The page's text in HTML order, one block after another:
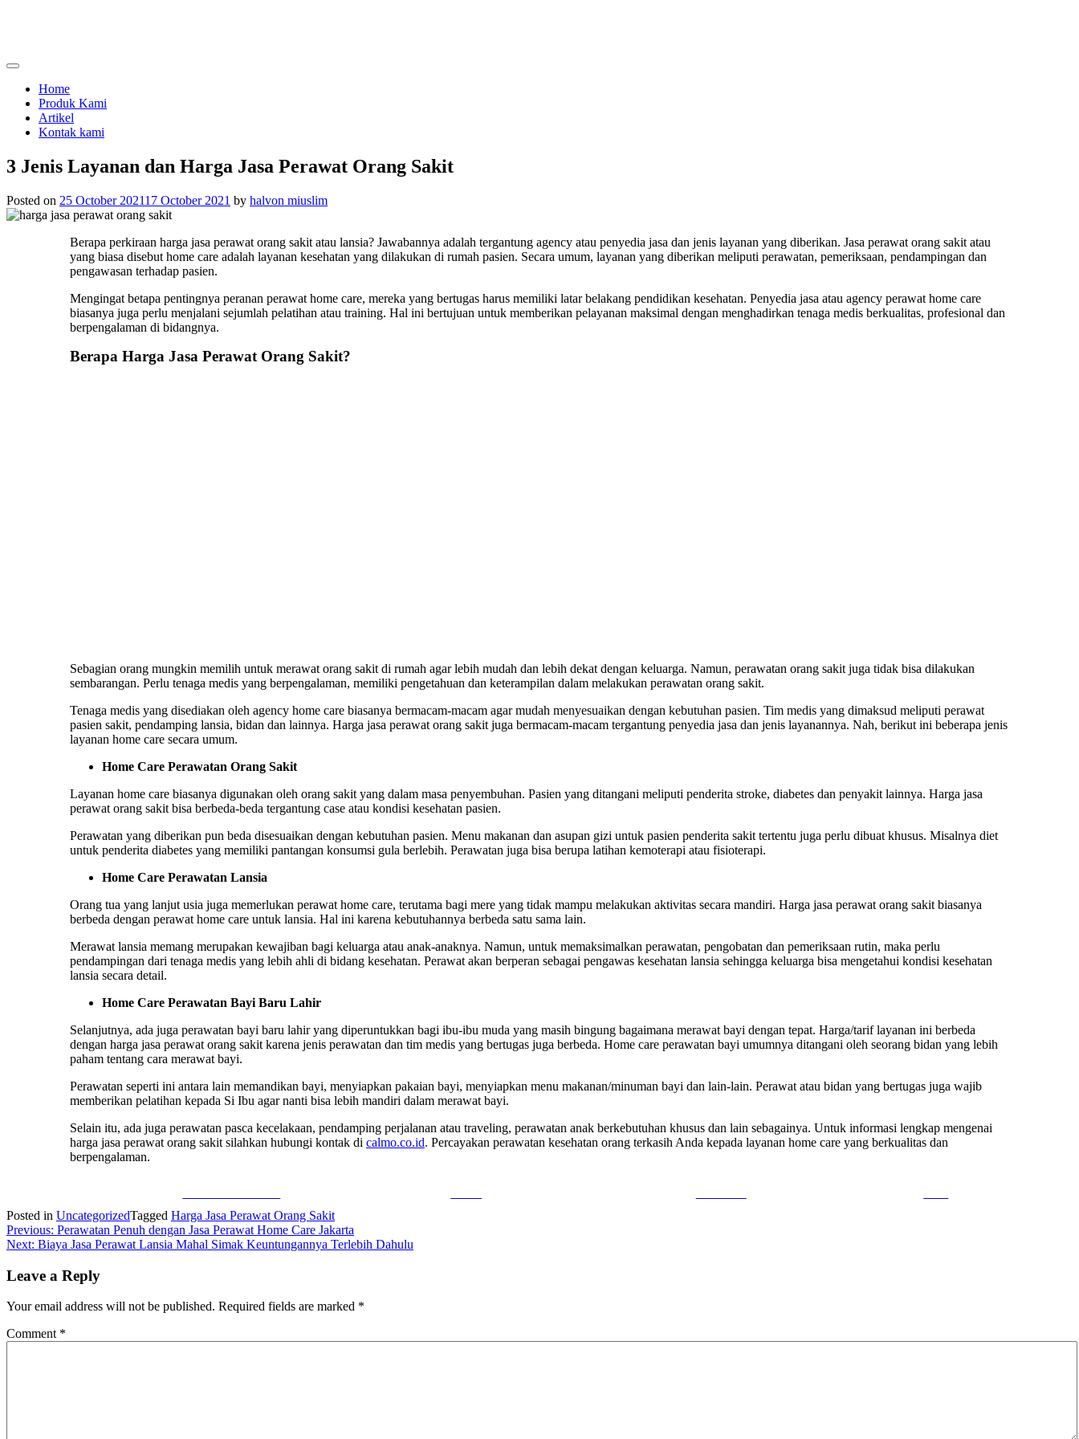
Home
Produk Kami
Artikel
Kontak kami
3 Jenis Layanan dan Harga Jasa Perawat Orang Sakit
Posted on 25 October 202117 October 2021 by halvon miuslim
Berapa perkiraan harga jasa perawat orang sakit atau lansia? Jawabannya adalah tergantung agency atau penyedia jasa dan jenis layanan yang diberikan. Jasa perawat orang sakit atau
yang biasa disebut home care adalah layanan kesehatan yang dilakukan di rumah pasien. Secara umum, layanan yang diberikan meliputi perawatan, pemeriksaan, pendampingan dan
pengawasan terhadap pasien.
Mengingat betapa pentingnya peranan perawat home care, mereka yang bertugas harus memiliki latar belakang pendidikan kesehatan. Penyedia jasa atau agency perawat home care
biasanya juga perlu menjalani sejumlah pelatihan atau training. Hal ini bertujuan untuk memberikan pelayanan maksimal dengan menghadirkan tenaga medis berkualitas, profesional dan
berpengalaman di bidangnya.
Berapa Harga Jasa Perawat Orang Sakit?
Sebagian orang mungkin memilih untuk merawat orang sakit di rumah agar lebih mudah dan lebih dekat dengan keluarga. Namun, perawatan orang sakit juga tidak bisa dilakukan
sembarangan. Perlu tenaga medis yang berpengalaman, memiliki pengetahuan dan keterampilan dalam melakukan perawatan orang sakit.
Tenaga medis yang disediakan oleh agency home care biasanya bermacam-macam agar mudah menyesuaikan dengan kebutuhan pasien. Tim medis yang dimaksud meliputi perawat
pasien sakit, pendamping lansia, bidan dan lainnya. Harga jasa perawat orang sakit juga bermacam-macam tergantung penyedia jasa dan jenis layanannya. Nah, berikut ini beberapa jenis
layanan home care secara umum.
Home Care Perawatan Orang Sakit
Layanan home care biasanya digunakan oleh orang sakit yang dalam masa penyembuhan. Pasien yang ditangani meliputi penderita stroke, diabetes dan penyakit lainnya. Harga jasa
perawat orang sakit bisa berbeda-beda tergantung case atau kondisi kesehatan pasien.
Perawatan yang diberikan pun beda disesuaikan dengan kebutuhan pasien. Menu makanan dan asupan gizi untuk pasien penderita sakit tertentu juga perlu dibuat khusus. Misalnya diet
untuk penderita diabetes yang memiliki pantangan konsumsi gula berlebih. Perawatan juga bisa berupa latihan kemoterapi atau fisioterapi.
Home Care Perawatan Lansia
Orang tua yang lanjut usia juga memerlukan perawat home care, terutama bagi mere yang tidak mampu melakukan aktivitas secara mandiri. Harga jasa perawat orang sakit biasanya
berbeda dengan perawat home care untuk lansia. Hal ini karena kebutuhannya berbeda satu sama lain.
Merawat lansia memang merupakan kewajiban bagi keluarga atau anak-anaknya. Namun, untuk memaksimalkan perawatan, pengobatan dan pemeriksaan rutin, maka perlu
pendampingan dari tenaga medis yang lebih ahli di bidang kesehatan. Perawat akan berperan sebagai pengawas kesehatan lansia sehingga keluarga bisa mengetahui kondisi kesehatan
lansia secara detail.
Home Care Perawatan Bayi Baru Lahir
Selanjutnya, ada juga perawatan bayi baru lahir yang diperuntukkan bagi ibu-ibu muda yang masih bingung bagaimana merawat bayi dengan tepat. Harga/tarif layanan ini berbeda
dengan harga jasa perawat orang sakit karena jenis perawatan dan tim medis yang bertugas juga berbeda. Home care perawatan bayi umumnya ditangani oleh seorang bidan yang lebih
paham tentang cara merawat bayi.
Perawatan seperti ini antara lain memandikan bayi, menyiapkan pakaian bayi, menyiapkan menu makanan/minuman bayi dan lain-lain. Perawat atau bidan yang bertugas juga wajib
memberikan pelatihan kepada Si Ibu agar nanti bisa lebih mandiri dalam merawat bayi.
Selain itu, ada juga perawatan pasca kecelakaan, pendamping perjalanan atau traveling, perawatan anak berkebutuhan khusus dan lain sebagainya. Untuk informasi lengkap mengenai
harga jasa perawat orang sakit silahkan hubungi kontak di calmo.co.id. Percayakan perawatan kesehatan orang terkasih Anda kepada layanan home care yang berkualitas dan
berpengalaman.
Posted in UncategorizedTagged Harga Jasa Perawat Orang Sakit
Post
navigation
Previous: Perawatan Penuh dengan Jasa Perawat Home Care Jakarta
Next: Biaya Jasa Perawat Lansia Mahal Simak Keuntungannya Terlebih Dahulu
Leave a Reply
Your email address will not be published. Required fields are marked *
Comment *